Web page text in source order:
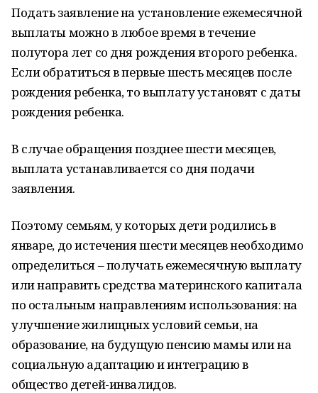
Подать заявление на установление ежемесячной
выплаты можно в любое время в течение
полутора лет со дня рождения второго ребенка.
Если обратиться в первые шесть месяцев после
рождения ребенка, то выплату установят с даты
рождения ребенка.
В случае обращения позднее шести месяцев,
выплата устанавливается со дня подачи
заявления.
Поэтому семьям, у которых дети родились в
январе, до истечения шести месяцев необходимо
определиться – получать ежемесячную выплату
или направить средства материнского капитала
по остальным направлениям использования: на
улучшение жилищных условий семьи, на
образование, на будущую пенсию мамы или на
социальную адаптацию и интеграцию в
общество детей-инвалидов.